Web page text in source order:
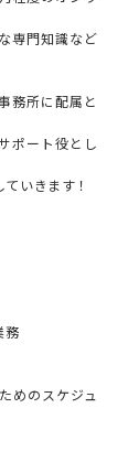
専門知識など
務所に配属と
ポート役とし
いきます！
務
めのスケジュ